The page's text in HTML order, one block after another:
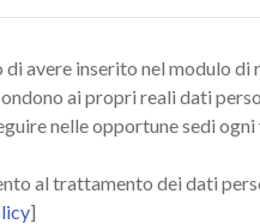
di avere inserito nel modulo
ai propri reali dati
nelle opportune sedi
al trattamento dei dati
]